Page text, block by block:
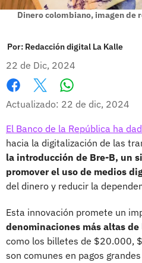
Dinero colombiano, imagen de
Por: Redacción digital La Kalle
22 de Dic, 2024
Facebook
X
Actualizado: 22 de dic, 2024
El Banco de la República ha
hacia la digitalización de las
la introducción de Bre-B, un
promover el uso de medios
del dinero y reducir la
Esta innovación promete un
denominaciones más altas
como los billetes de $20.000,
son comunes en pagos